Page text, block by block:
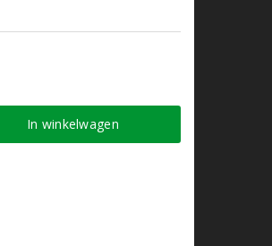
In winkelwagen